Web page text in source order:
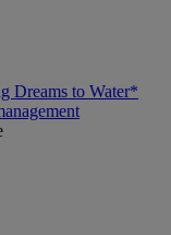
Dreams to Water*